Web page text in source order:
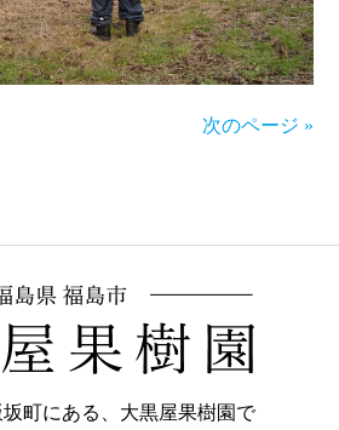
次のページ »
町にある、大黒屋果樹園で